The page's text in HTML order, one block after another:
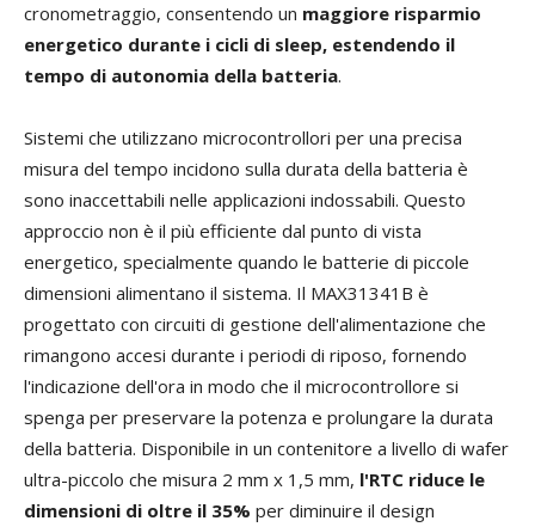
cronometraggio, consentendo un maggiore risparmio
energetico durante i cicli di sleep, estendendo il
tempo di autonomia della batteria.
Sistemi che utilizzano microcontrollori per una precisa
misura del tempo incidono sulla durata della batteria è
sono inaccettabili nelle applicazioni indossabili. Questo
approccio non è il più efficiente dal punto di vista
energetico, specialmente quando le batterie di piccole
dimensioni alimentano il sistema. Il MAX31341B è
progettato con circuiti di gestione dell'alimentazione che
rimangono accesi durante i periodi di riposo, fornendo
l'indicazione dell'ora in modo che il microcontrollore si
spenga per preservare la potenza e prolungare la durata
della batteria. Disponibile in un contenitore a livello di wafer
ultra-piccolo che misura 2 mm x 1,5 mm, l'RTC riduce le
dimensioni di oltre il 35% per diminuire il design